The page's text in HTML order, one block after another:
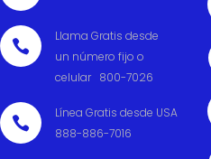

Llama Gratis desde
un número fijo o
celular 800-7026

Línea Gratis desde USA
888-886-7016